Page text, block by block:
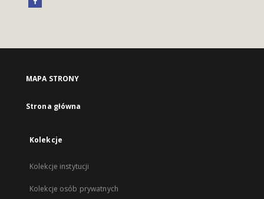
MAPA STRONY
Strona główna
Kolekcje
Kolekcje instytucji
Kolekcje osób prywatnych